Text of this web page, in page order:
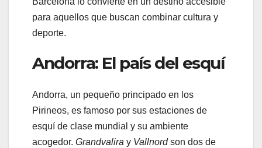
para aquellos que buscan combinar cultura y
deporte.
Andorra: El país del esquí
Andorra, un pequeño principado en los
Pirineos, es famoso por sus estaciones de
esquí de clase mundial y su ambiente
acogedor. Grandvalira y Vallnordson dos de